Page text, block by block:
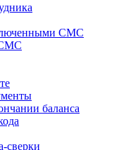
СМС
СМС
баланса
сверки